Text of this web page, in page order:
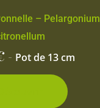
– Pelargonium
- Pot de 13 cm